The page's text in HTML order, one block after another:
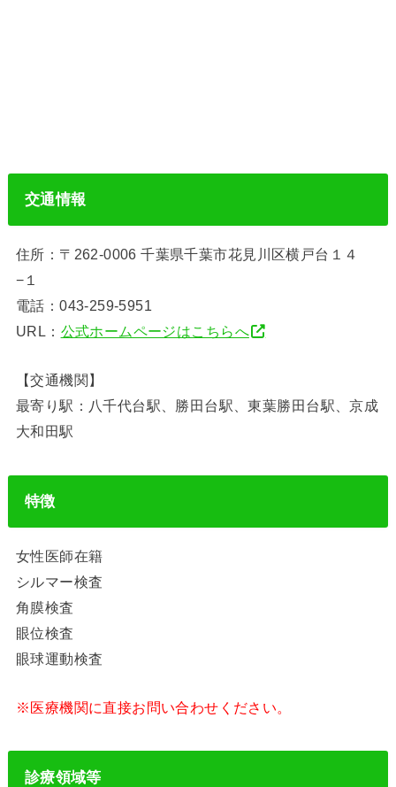
交通情報
住所：〒262-0006 千葉県千葉市花見川区横戸台１４
−１
電話：043-259-5951
URL： 公式ホームページはこちらへ
【交通機関】
最寄り駅：八千代台駅、勝田台駅、東葉勝田台駅、京成
大和田駅
特徴
女性医師在籍
シルマー検査
角膜検査
眼位検査
眼球運動検査
※医療機関に直接お問い合わせください。
診療領域等